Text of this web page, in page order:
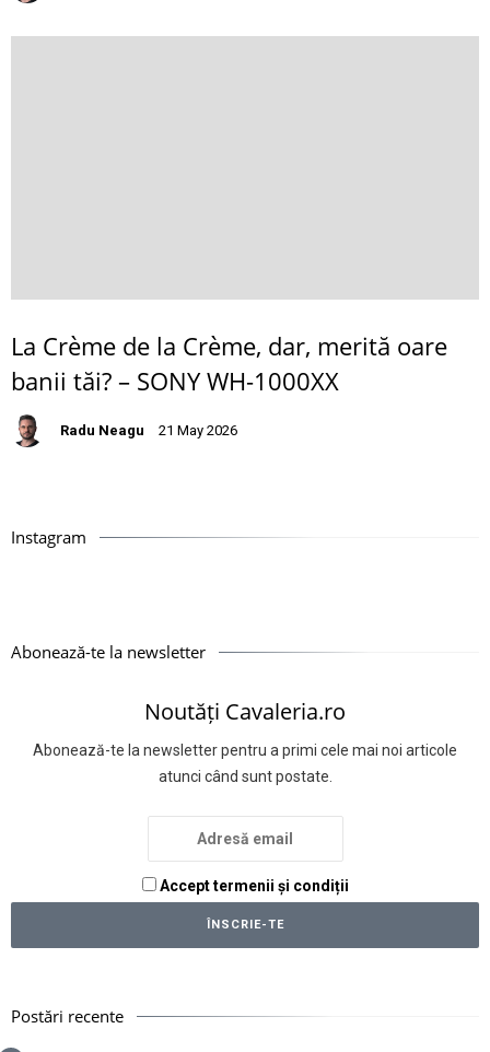
La Crème de la Crème, dar, merită oare
banii tăi? – SONY WH-1000XX
Radu Neagu 21 May 2026
Instagram
Abonează-te la newsletter
Noutăți Cavaleria.ro
Abonează-te la newsletter pentru a primi cele mai noi articole
atunci când sunt postate.
Accept termenii și condiții
Postări recente